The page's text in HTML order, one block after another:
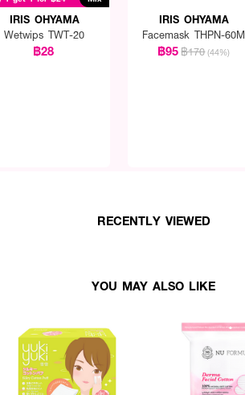
IRIS OHYAMA
Wetwips TWT-20
฿28
IRIS OHYAMA
Facemask THPN-60M
฿95฿170 (44%)
RECENTLY VIEWED
YOU MAY ALSO LIKE